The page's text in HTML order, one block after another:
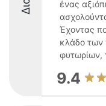
ένας
Έχοντας
κλάδο των
φυτωρίων,
9.4